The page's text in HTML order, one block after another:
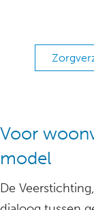
Voor
model
De